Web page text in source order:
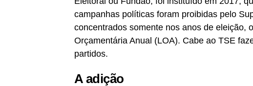
campanhas políticas foram proibidas pelo
concentrados somente nos anos de eleição,
Orçamentária Anual (LOA). Cabe ao TSE
partidos.
A adição